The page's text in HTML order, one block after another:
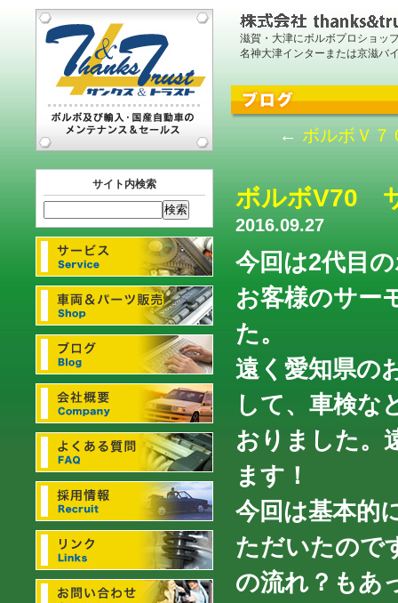
滋賀・大津にボルボプロショッ
名神大津インターまたは京滋バ
サイト内検索
← ボルボＶ
ボルボV70
2016.09.27
今回は2代目
お客様のサー
た。
遠く愛知県の
して、車検な
おりました。
ます！
今回は基本的
ただいたので
の流れ？もあ